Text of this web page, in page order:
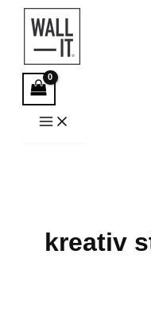
Hopp
innholdet
kreativ